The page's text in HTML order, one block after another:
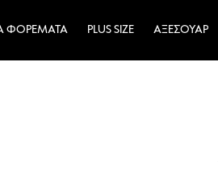
ΦΟΡΈΜΑΤΑ PLUS SIZE ΑΞΕΣΟΥΆΡ